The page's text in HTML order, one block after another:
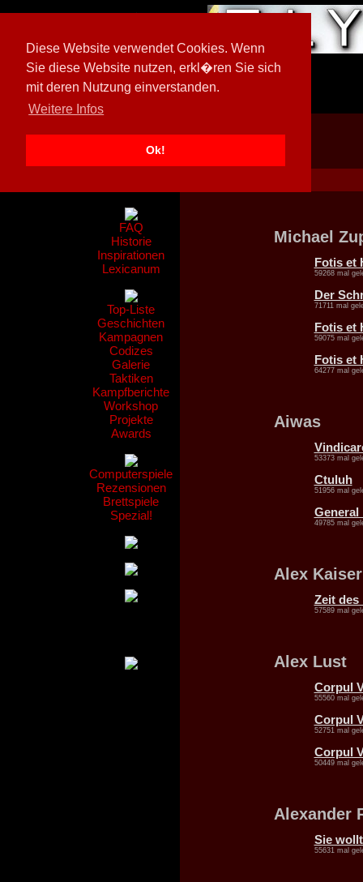
Diese Website verwendet Cookies. Wenn
Sie diese Website nutzen, erkl�ren Sie sich
mit deren Nutzung einverstanden.
Weitere Infos
Ok!
[ 594026/M3]
FAQ
Historie
Inspirationen
Lexicanum
Top-Liste
Geschichten
Kampagnen
Codizes
Galerie
Taktiken
Kampfberichte
Workshop
Projekte
Awards
Computerspiele
Rezensionen
Brettspiele
Spezial!
Michael
Fotis et
59268 mal
Der
71711 mal
Fotis et
59075 mal
Fotis et
64277 mal
Aiwas
53373 mal
Ctuluh
51956 mal
General
49785 mal
Alex Kaiser
Zeit des
57589 mal
Alex Lust
Corpul
55560 mal
Corpul
52751 mal
Corpul
50449 mal
Alexander
Sie
55631 mal